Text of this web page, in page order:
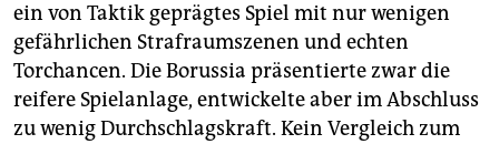
ein von Taktik geprägtes Spiel mit nur wenigen
gefährlichen Strafraumszenen und echten
Torchancen. Die Borussia präsentierte zwar die
reifere Spielanlage, entwickelte aber im Abschluss
zu wenig Durchschlagskraft. Kein Vergleich zum